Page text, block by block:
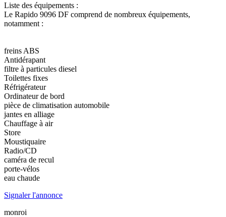
Liste des équipements :
Le Rapido 9096 DF comprend de nombreux équipements,
notamment :
freins ABS
Antidérapant
filtre à particules diesel
Toilettes fixes
Réfrigérateur
Ordinateur de bord
pièce de climatisation automobile
jantes en alliage
Chauffage à air
Store
Moustiquaire
Radio/CD
caméra de recul
porte-vélos
eau chaude
Signaler l'annonce
monroi